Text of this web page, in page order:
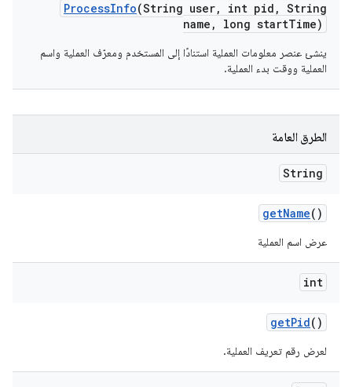
ProcessInfo(String user, int pid , String
name , long startTime)
ينشئ عنصر معلومات العملية استنادًا إلى المستخدم ومعرّف العملية واسم
العملية ووقت بدء العملية.
الطرق العامة
String
getName()
عرض اسم العملية
int
getPid()
لعرض رقم تعريف العملية.